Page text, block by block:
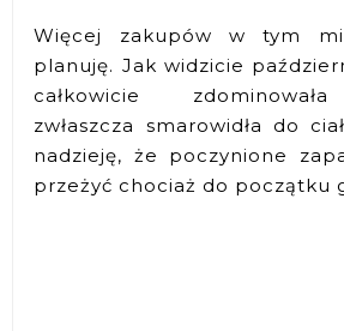
Więcej zakupów w tym
planuję. Jak widzicie
całkowicie
zwłaszcza smarowidła do
nadzieję, że poczynione
przeżyć chociaż do początku